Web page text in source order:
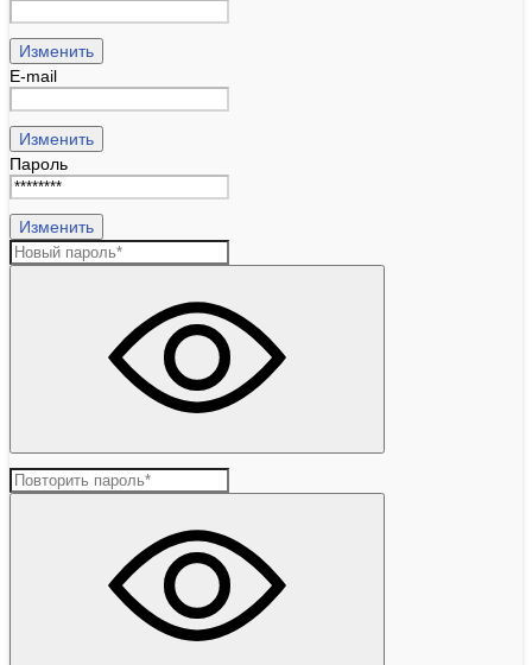
Изменить
E-mail
Изменить
Пароль
Изменить